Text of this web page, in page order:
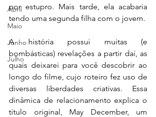
Abril
Maio
Junho
Julho
por estupro. Mais tarde, ela acabaria
tendo uma segunda filha com o jovem.
A história possui muitas (e
bombásticas) revelações a partir daí, as
quais deixarei para você descobrir ao
longo do filme, cujo roteiro fez uso de
diversas liberdades criativas. Essa
dinâmica de relacionamento explica o
título original, May December, um